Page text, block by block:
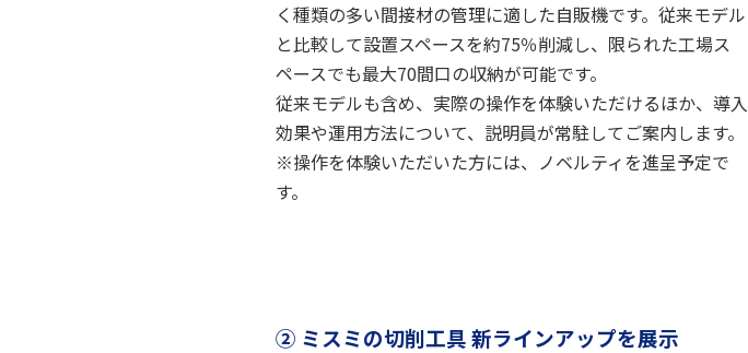
く種類の多い間接材の管理に適した自販機です。従来モデル
と比較して設置スペースを約75％削減し、限られた工場ス
ペースでも最大70間口の収納が可能です。
従来モデルも含め、実際の操作を体験いただけるほか、導入
効果や運用方法について、説明員が常駐してご案内します。
※操作を体験いただいた方には、ノベルティを進呈予定で
す。
② ミスミの切削工具 新ラインアップを展示